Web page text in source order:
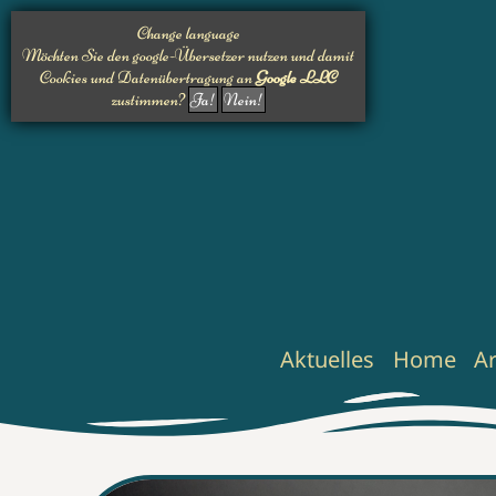
Change language
Möchten Sie den google-Übersetzer nutzen und damit
Cookies und Datenübertragung anGoogle LLC
zustimmen?Ja! Nein!
Aktuelles Home